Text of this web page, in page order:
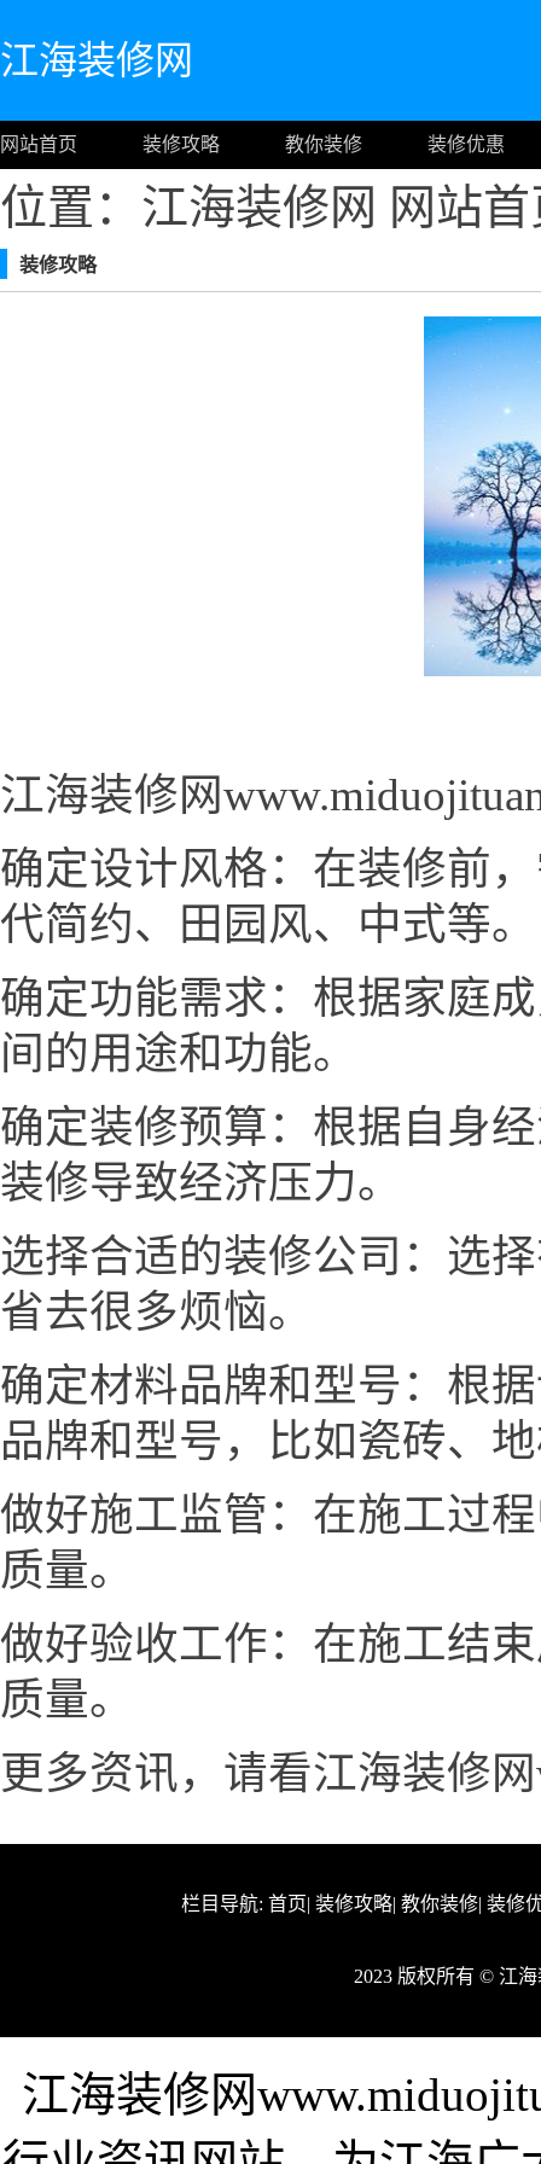
江海装修网
网站首页 装修攻略 教你装修 装修优惠
位置：江海装修网 网站
装修攻略
江海装修网
确定设计风格：在装修前
代简约、田园风、中式等。
确定功能需求：根据家庭
间的用途和功能。
确定装修预算：根据自身
装修导致经济压力。
选择合适的装修公司：选
省去很多烦恼。
确定材料品牌和型号：根
品牌和型号，比如瓷砖、
做好施工监管：在施工过
质量。
做好验收工作：在施工结
质量。
更多资讯，请看江海装修
栏目导航: 首页| 装修攻略| 教你装修| 装修
2023 版权所有 © 江
江海装修网